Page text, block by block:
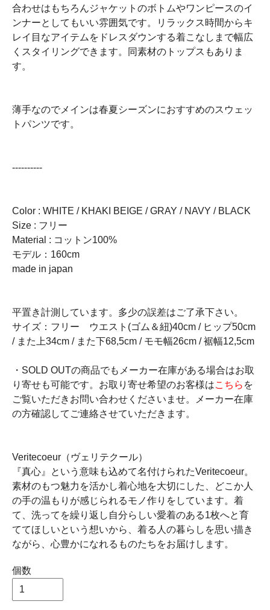
合わせはもちろんジャケットのボトムやワンピースのイ
ンナーとしてもいい雰囲気です。リラックス時間からキ
レイ目なアイテムをドレスダウンする着こなしまで幅広
くスタイリングできます。同素材のトップスもありま
す。
薄手なのでメインは春夏シーズンにおすすめのスウェッ
トパンツです。
----------
Color : WHITE / KHAKI BEIGE / GRAY / NAVY / BLACK
Size : フリー
Material : コットン100%
モデル：160cm
made in japan
平置き計測しています。多少の誤差はご了承下さい。
サイズ：フリー ウエスト(ゴム＆紐)40cm / ヒップ50cm
/ また上34cm / また下68,5cm / モモ幅26cm / 裾幅12,5cm
・SOLD OUTの商品でもメーカー在庫がある場合はお取
り寄せも可能です。お取り寄せ希望のお客様はこちら を
ご覧いただきお問い合わせくださいませ。メーカー在庫
の方確認してご連絡させていただきます。
Veritecoeur（ヴェリテクール）
『真心』という意味も込めて名付けられたVeritecoeur。
素材のもつ魅力を活かし着心地を大切にした、どこか人
の手の温もりが感じられるモノ作りをしています。着
て、洗ってを繰り返し自分らしい愛着のある1枚へと育
ててほしいという想いから、着る人の暮らしを思い描き
ながら、心豊かになれるものたちをお届けします。
個数